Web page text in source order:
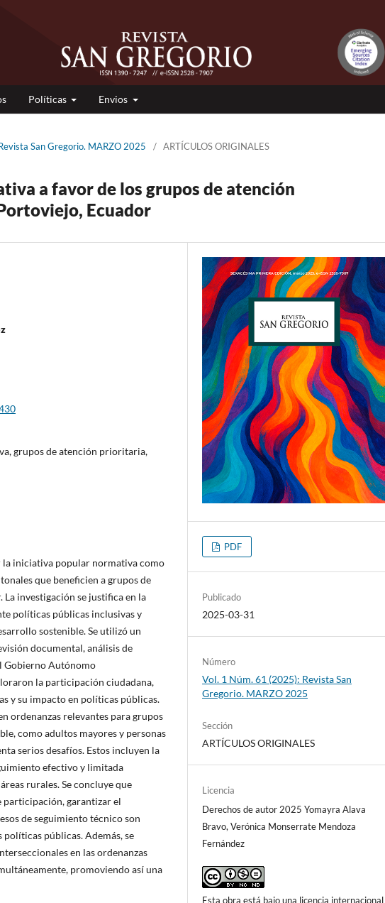
Políticas Envios
San Gregorio. MARZO 2025 / ARTÍCULOS ORIGINALES
a favor de los grupos de atención
Ecuador
grupos de atención prioritaria,
la iniciativa popular normativa como
que beneficien a grupos de
investigación se justifica en la
políticas públicas inclusivas y
sostenible. Se utilizó un
documental, análisis de
Gobierno Autónomo
la participación ciudadana,
y su impacto en políticas públicas.
ordenanzas relevantes para grupos
como adultos mayores y personas
serios desafíos. Estos incluyen la
efectivo y limitada
rurales. Se concluye que
participación, garantizar el
de seguimiento técnico son
públicas. Además, se
en las ordenanzas
promoviendo así una
PDF
Publicado
2025-03-31
Número
Vol. 1 Núm. 61 (2025): Revista San
Gregorio. MARZO 2025
Sección
ARTÍCULOS ORIGINALES
Licencia
Derechos de autor 2025 Yomayra Alava
Bravo, Verónica Monserrate Mendoza
Fernández
Esta obra está bajo una licencia internacional